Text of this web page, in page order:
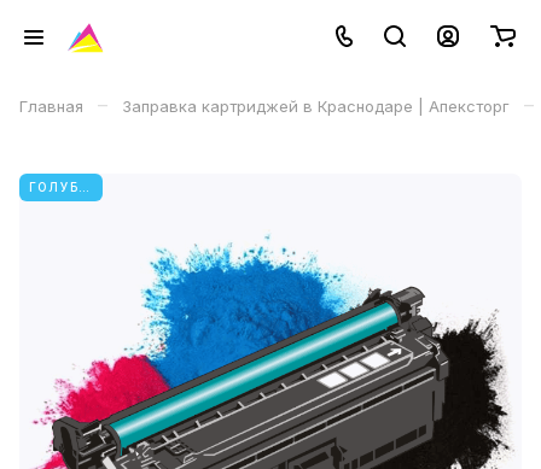
Главная – Заправка картриджей в Краснодаре | Апексторг –